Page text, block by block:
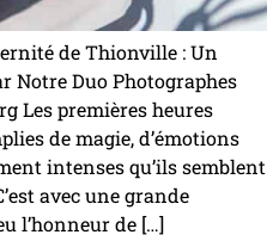
de Thionville : Un
Notre Duo Photographes
Les premières heures
de magie, d’émotions
intenses qu’ils semblent
avec une grande
l’honneur de […]